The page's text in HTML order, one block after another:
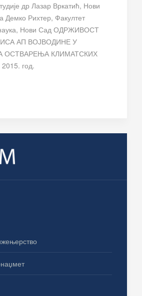
др Лазар Вркатић, Нови
Демко Рихтер, Факултет
наука, Нови Сад ОДРЖИВОСТ
АП ВОЈВОДИНЕ У
ОСТВАРЕЊА КЛИМАТСКИХ
год.